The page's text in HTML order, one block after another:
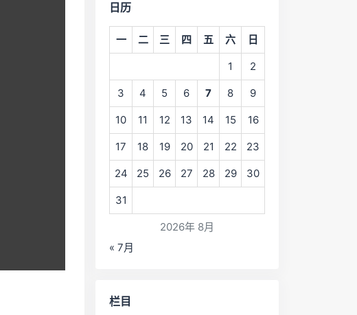
日历
2026年 8月
一 二 三 四 五 六 日
1 2
3 4 5 6 7 8 9
10 11 12 13 14 15 16
17 18 19 20 21 22 23
24 25 26 27 28 29 30
31
« 7月
栏目